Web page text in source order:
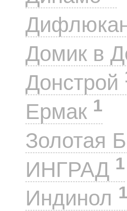
Домик в
Донстрой
Ермак 1
Золотая
ИНГРАД 1
Индинол 1